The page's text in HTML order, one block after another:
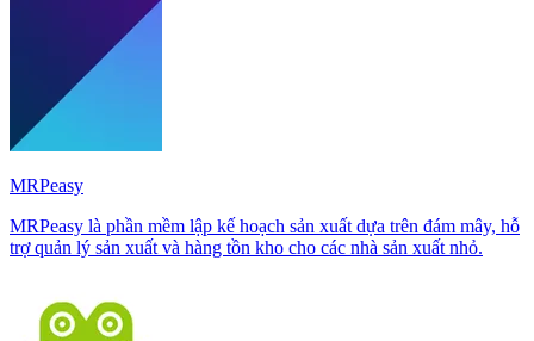
MRPeasy
MRPeasy là phần mềm lập kế hoạch sản xuất dựa trên đám mây, hỗ
trợ quản lý sản xuất và hàng tồn kho cho các nhà sản xuất nhỏ.